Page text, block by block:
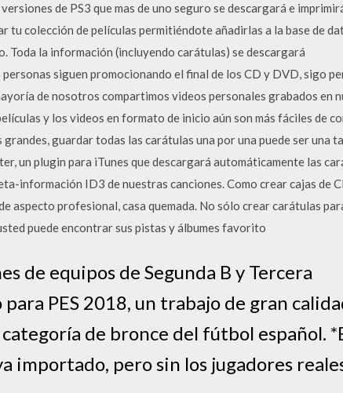
de PS3 que mas de uno seguro se descargará e
colección de películas permitiéndote añadirlas a la base de
Toda la información (incluyendo carátulas) se descargará
siguen promocionando el final de los CD y DVD, sigo
de nosotros compartimos videos personales grabados en
y los videos en formato de inicio aún son más fáciles de
guardar todas las carátulas una por una puede ser una
un plugin para iTunes que descargará automáticamente las
información ID3 de nuestras canciones. Como crear cajas de
aspecto profesional, casa quemada. No sólo crear carátulas
puede encontrar sus pistas y álbumes favorito
de equipos de Segunda B y Tercera
PES 2018, un trabajo de gran
de bronce del fútbol español.
importado, pero sin los jugadores